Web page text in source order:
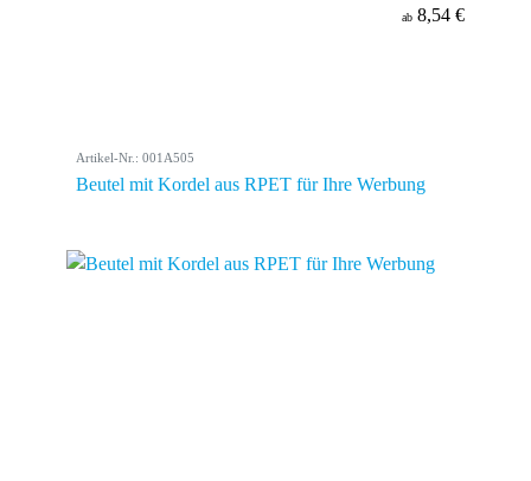
ab 8,54 €
Artikel-Nr.: 001A505
Beutel mit Kordel aus RPET für Ihre Werbung